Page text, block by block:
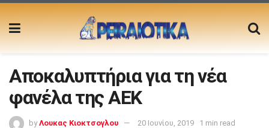
Αποκαλυπτήρια για τη νέα
φανέλα της ΑΕΚ
by Λουκας Κιοκτσογλου 20 Ιουνίου, 2019 1 min read